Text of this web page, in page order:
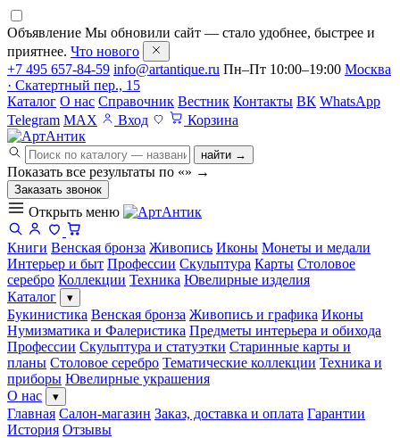
Объявление Мы обновили сайт — стало удобнее, быстрее и
приятнее. Что нового
+7 495 657-84-59 info@artantique.ru Пн–Пт 10:00–19:00 Москва
· Скатертный пер., 15
Каталог О нас Справочник Вестник Контакты ВК WhatsApp
Telegram MAX Вход Корзина
найти →
Показать все результаты по «» →
Заказать звонок
Открыть меню
Книги Венская бронза Живопись Иконы Монеты и медали
Интерьер и быт Профессии Скульптура Карты Столовое
серебро Коллекции Техника Ювелирные изделия
Каталог
▾
Букинистика Венская бронза Живопись и графика Иконы
Нумизматика и Фалеристика Предметы интерьера и обихода
Профессии Скульптура и статуэтки Старинные карты и
планы Столовое серебро Тематические коллекции Техника и
приборы Ювелирные украшения
О нас
▾
Главная Салон-магазин Заказ, доставка и оплата Гарантии
История Отзывы